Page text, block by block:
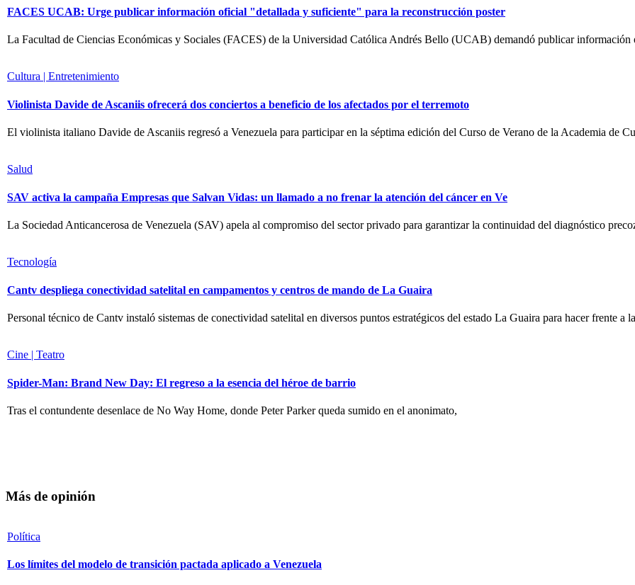
FACES UCAB: Urge publicar información oficial "detallada y suficiente" para la reconstrucción poster
La Facultad de Ciencias Económicas y Sociales (FACES) de la Universidad Católica Andrés Bello (UCAB) demandó publicar información
Cultura | Entretenimiento
Violinista Davide de Ascaniis ofrecerá dos conciertos a beneficio de los afectados por el terremoto
El violinista italiano Davide de Ascaniis regresó a Venezuela para participar en la séptima edición del Curso de Verano de la Academia de
Salud
SAV activa la campaña Empresas que Salvan Vidas: un llamado a no frenar la atención del cáncer en Ve
La Sociedad Anticancerosa de Venezuela (SAV) apela al compromiso del sector privado para garantizar la continuidad del diagnóstico
Tecnología
Cantv despliega conectividad satelital en campamentos y centros de mando de La Guaira
Personal técnico de Cantv instaló sistemas de conectividad satelital en diversos puntos estratégicos del estado La Guaira para hacer frente a
Cine | Teatro
Spider-Man: Brand New Day: El regreso a la esencia del héroe de barrio
Tras el contundente desenlace de No Way Home, donde Peter Parker queda sumido en el anonimato,
Más de opinión
Política
Los límites del modelo de transición pactada aplicado a Venezuela